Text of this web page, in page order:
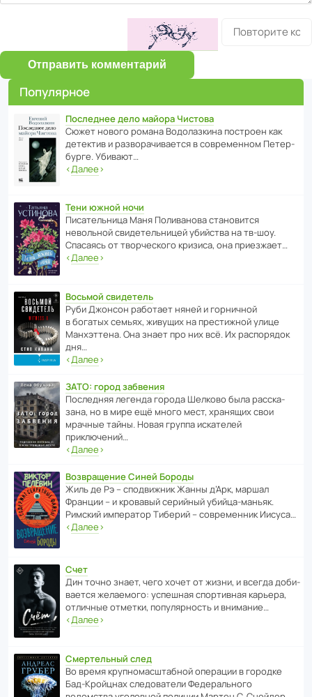
Отправить комментарий
Популярное
Последнее дело майора Чистова
Сюжет нового романа Водо­ла­з­кина пост­роен как
дете­ктив и разво­ра­чи­ва­ется в совре­менном Пете­р­
бурге. Убивают…
‹Далее›
Тени южной ночи
Писа­тель­ница Маня Поли­ва­нова стано­вится
невольной свиде­тель­ницей убийства на тв-шоу.
Спасаясь от твор­че­с­кого кризиса, она приезжает…
‹Далее›
Восьмой свидетель
Руби Джонсон рабо­тает няней и горни­чной
в богатых семьях, живущих на прес­ти­жной улице
Манх­эт­тена. Она знает про них всё. Их распо­рядок
дня…
‹Далее›
ЗАТО: город забвения
После­дняя легенда города Шелково была расска­
зана, но в мире ещё много мест, хранящих свои
мрачные тайны. Новая группа иска­телей
приключений…
‹Далее›
Возвращение Синей Бороды
Жиль де Рэ – спод­ви­жник Жанны д’Арк, маршал
Франции – и кровавый серийный убийца-маньяк.
Римский импе­ратор Тиберий – совре­менник Иисуса…
‹Далее›
Счет
Дин точно знает, чего хочет от жизни, и всегда доби­
ва­ется жела­е­мого: успе­шная спор­ти­вная карьера,
отли­чные отметки, попу­ля­р­ность и внимание…
‹Далее›
Смертельный след
Во время круп­но­мас­ш­та­бной операции в городке
Бад‑Крой­цнах следо­ва­тели Феде­раль­ного